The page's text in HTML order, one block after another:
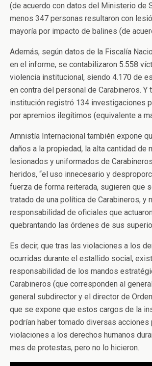
(de acuerdo con datos del Ministerio de
menos 347 personas resultaron con
mayoría por impacto de balines (de
Además, según datos de la Fiscalía
en el informe, se contabilizaron 5.558
violencia institucional, siendo 4.170 de
en contra del personal de Carabineros. Y
institución registró 134 investigaciones
por apremios ilegítimos (equivalente a
Amnistía Internacional también expone
daños a la propiedad, la alta cantidad de
lesionados y uniformados de
heridos, “el uso innecesario y
fuerza de forma reiterada, sugieren que
tratado de una política de Carabineros, y
responsabilidad de oficiales que
quebrantando las órdenes de sus
Es decir, que tras las violaciones a los
ocurridas durante el estallido social,
responsabilidad de los mandos
Carabineros (que corresponden al
general subdirector y el director de
que se expone que estos cargos de la
podrían haber tomado diversas acciones
violaciones a los derechos humanos
mes de protestas, pero no lo hicieron.